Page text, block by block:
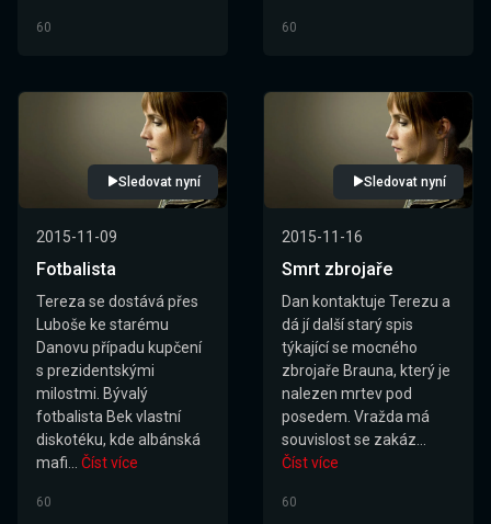
60 60
Sledovat nyní
2015-11-09
Fotbalista
Tereza se dostává přes
Luboše ke starému
Danovu případu kupčení
s prezidentskými
milostmi. Bývalý
fotbalista Bek vlastní
diskotéku, kde albánská
mafi... Číst více
60
Sledovat nyní
2015-11-16
Smrt zbrojaře
Dan kontaktuje Terezu a
dá jí další starý spis
týkající se mocného
zbrojaře Brauna, který je
nalezen mrtev pod
posedem. Vražda má
souvislost se zakáz...
Číst více
60